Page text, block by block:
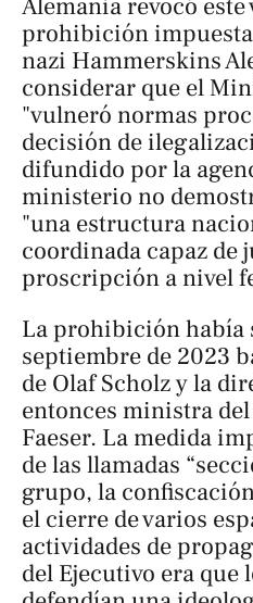
prohibición
nazi Hammerskins
considerar que el
"vulneró normas
decisión de
difundido por la
ministerio no
"una estructura
coordinada capaz de
proscripción a nivel
La prohibición había
septiembre de 2023
de Olaf Scholz y la
entonces ministra
Faeser. La medida
de las llamadas
grupo, la
el cierre de varios
actividades de
del Ejecutivo era que